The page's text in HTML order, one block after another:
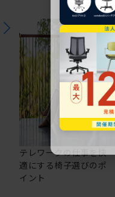
テレワークの仕事を快
適にする椅子選びのポ
イント